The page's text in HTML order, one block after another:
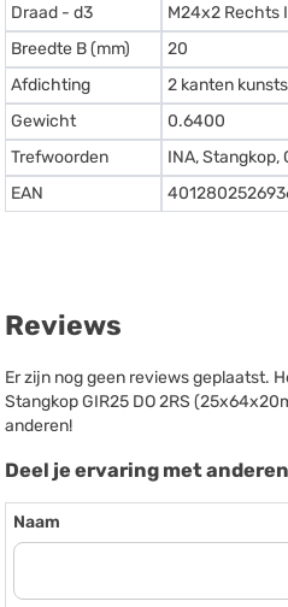
Draad - d3
M24x2 Rechts
Breedte B (mm)
20
Afdichting
2 kanten
Gewicht
0.6400
Trefwoorden
INA, Stangkop,
EAN
Reviews
Er zijn nog geen reviews geplaatst.
Stangkop GIR25 DO 2RS
anderen!
Deel je ervaring met anderen
Naam